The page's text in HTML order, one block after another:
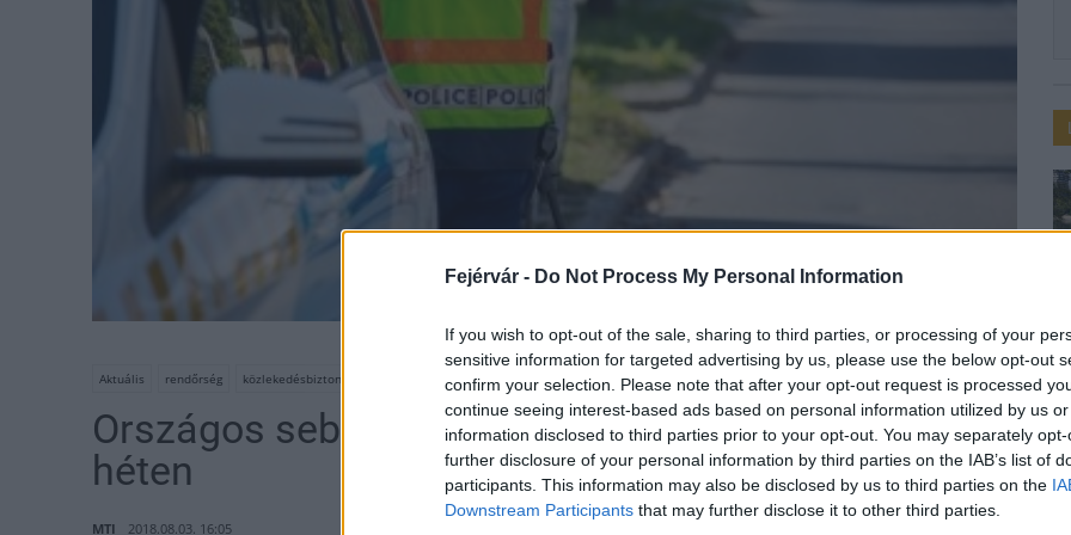
Fejérvár - Do Not Process My Personal Information
If you wish to opt-out of the sale, sharing to third parties, or processing of your
sensitive information for targeted advertising by us, please use the below opt-out
confirm your selection. Please note that after your opt-out request is processed
continue seeing interest-based ads based on personal information utilized by us
information disclosed to third parties prior to your opt-out. You may separately
further disclosure of your personal information by third parties on the IAB’s list of
participants. This information may also be disclosed by us to third parties on the
Downstream Participants that may further disclose it to other third parties.
police.hu
Aktuális rendőrség közlekedésbiztonság Országos sebességellenőrzési akció
Országos sebességellenőrzési akció lesz a jövő
héten
MTI 2018.08.03. 16:05